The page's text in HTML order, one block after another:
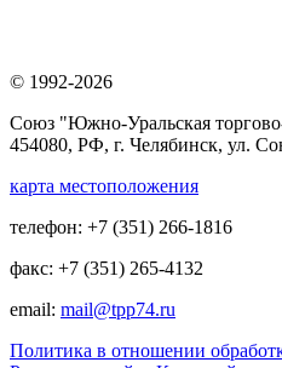
© 1992-2026
Союз "Южно-Уральская
454080, РФ, г. Челябинск, ул.
карта местоположения
телефон: +7 (351) 266-1816
факс: +7 (351) 265-4132
email: mail@tpp74.ru
Политика в отношении